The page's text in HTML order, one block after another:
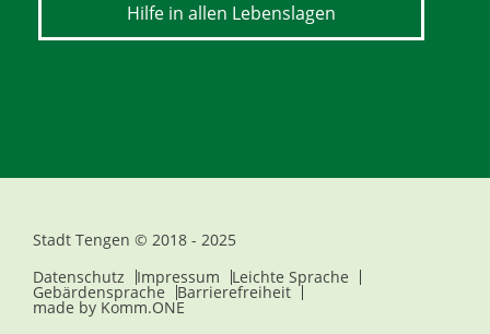
Hilfe in allen Lebenslagen
Stadt Tengen © 2018 - 2025
Datenschutz
Impressum Leichte Sprache
Gebärdensprache Barrierefreiheit
made by Komm.ONE